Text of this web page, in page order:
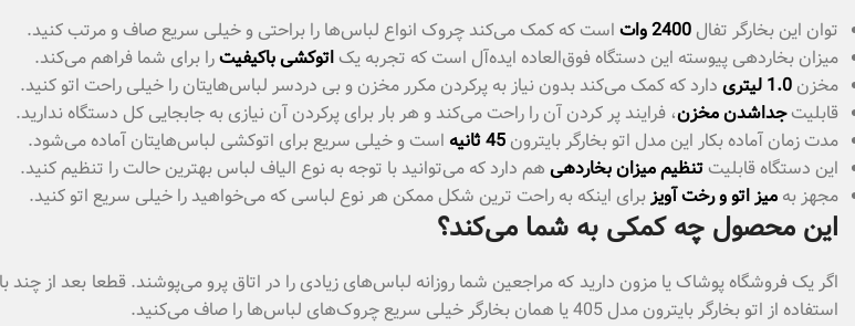
توان این بخارگر تفال 2400 وات
است که کمک می‌کند چروک انواع لباس‌ها را براحتی و خیلی سریع صاف و مرتب کنید.
میزان بخاردهی پیوسته این دستگاه فوق‌العاده ایده‌آل است که تجربه یک اتوکشی باکیفیترا برای شما فراهم می‌کند.
مخزن 1.0 لیتری
دارد که کمک می‌کند بدون نیاز به پرکردن مکرر مخزن و بی دردسر لباس‌هایتان را خیلی راحت اتو کنید.
قابلیتجداشدن مخزن، فرایند پر کردن آن را راحت می‌کند و هر بار برای پرکردن آن نیازی به جابجایی کل دستگاه ندارید.
مدت زمان آماده بکار این مدل اتو بخارگر بایترون 45 ثانیه
است و خیلی سریع برای اتوکشی لباس‌هایتان آماده می‌شود.
این دستگاه قابلیت تنظیم میزان بخاردهی هم دارد که می‌توانید با توجه به نوع الیاف لباس بهترین حالت را تنظیم کنید.
مجهز به میز اتو و رخت آویزبرای اینکه به راحت ترین شکل ممکن هر نوع لباسی که می‌خواهید را خیلی سریع اتو کنید.
این محصول چه کمکی به شما می‌کند؟
اگر یک فروشگاه پوشاک یا مزون دارید که مراجعین شما روزانه لباس‌های زیادی را در اتاق پرو می‌پوشند. قطعا بعد از
استفاده از اتو بخارگر بایترون مدل 405 یا همان بخارگر خیلی سریع چروک‌های لباس‌ها را صاف می‌کنید.